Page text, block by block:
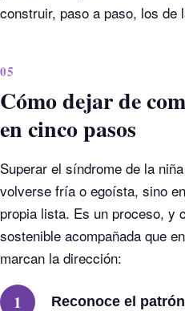
construir, paso a paso, los de
05
Cómo dejar de
en cinco pasos
Superar el síndrome de la
volverse fría o egoísta, sino
propia lista. Es un proceso, y
sostenible acompañada que
marcan la dirección:
Reconoce el